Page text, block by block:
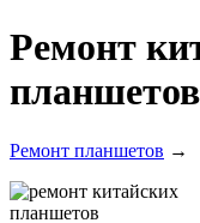
Ремонт
планшетов
Ремонт планшетов →